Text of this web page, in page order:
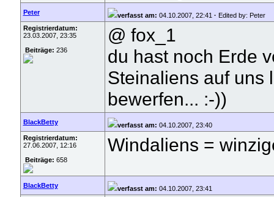
Peter verfasst am: 04.10.2007, 22:41 · Edited by: Peter
Registrierdatum:
23.03.2007, 23:35
Beiträge: 236
@ fox_1
du hast noch Erde
Steinaliens auf uns
bewerfen... :-))
BlackBetty verfasst am: 04.10.2007, 23:40
Registrierdatum:
27.06.2007, 12:16
Beiträge: 658
Windaliens =
BlackBetty verfasst am: 04.10.2007, 23:41